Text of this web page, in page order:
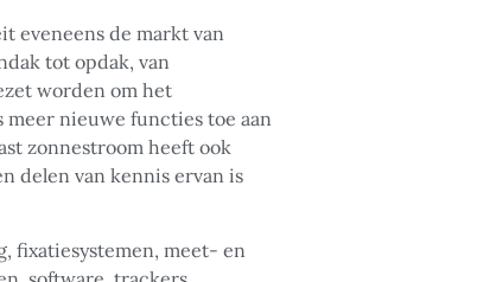
eveneens de markt van
tot opdak, van
worden om het
nieuwe functies toe aan
zonnestroom heeft ook
delen van kennis ervan is
fixatiesystemen, meet- en